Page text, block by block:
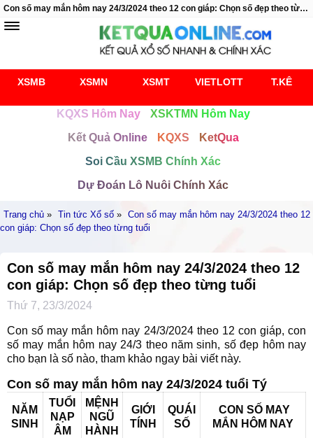
Con số may mắn hôm nay 24/3/2024 theo 12 con giáp: Chọn số đẹp theo từng tuổi
XSMB XSMN XSMT VIETLOTT T.KÊ
KQXS Hôm Nay
XSKTMN Hôm Nay
Kết Quả Online
KQXS
KetQua
Soi Cầu XSMB Chính Xác
Dự Đoán Lô Nuôi Chính Xác
Trang chủ » Tin tức Xổ số » Con số may mắn hôm nay 24/3/2024 theo 12
con giáp: Chọn số đẹp theo từng tuổi
Con số may mắn hôm nay 24/3/2024 theo 12
con giáp: Chọn số đẹp theo từng tuổi
Thứ 7, 23/3/2024
Con số may mắn hôm nay 24/3/2024 theo 12 con giáp, con
số may mắn hôm nay 24/3 theo năm sinh, số đẹp hôm nay
cho bạn là số nào, tham khảo ngay bài viết này.
Con số may mắn hôm nay 24/3/2024 tuổi Tý
NĂM
SINH
TUỔI
NẠP
ÂM
MỆNH
NGŨ
HÀNH
GIỚI
TÍNH
QUÁI
SỐ
CON SỐ MAY
MẮN HÔM NAY